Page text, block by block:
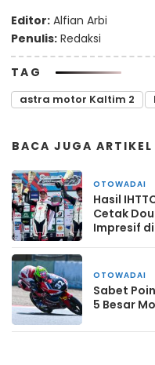
Editor: Alfian Arbi
Penulis: Redaksi
TAG
astra motor Kaltim 2
BACA JUGA
OTOWADAI
Hasil
Cetak
Impresif
OTOWADAI
Sabet
5 Besar